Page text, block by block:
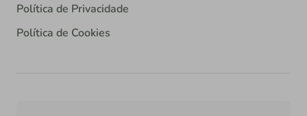
Política de Privacidade
Política de Cookies